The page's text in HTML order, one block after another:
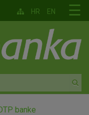
☰
HR EN
banke